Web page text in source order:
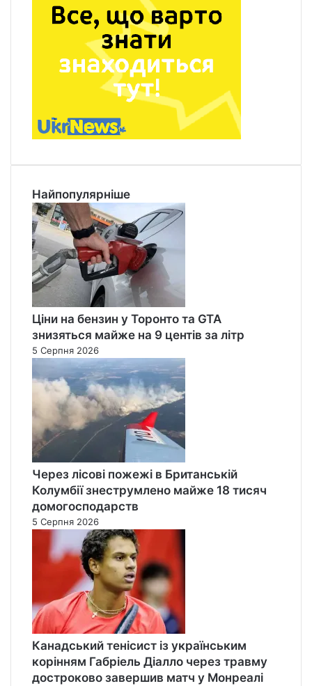
Найпопулярніше
Ціни на бензин у Торонто та GTA
знизяться майже на 9 центів за літр
5 Серпня 2026
Через лісові пожежі в Британській
Колумбії знеструмлено майже 18 тисяч
домогосподарств
5 Серпня 2026
Канадський тенісист із українським
корінням Габріель Діалло через травму
достроково завершив матч у Монреалі